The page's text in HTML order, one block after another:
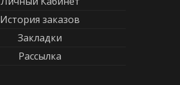
История заказов
Закладки
Рассылка